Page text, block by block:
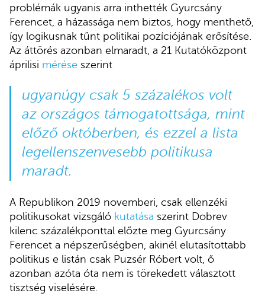
problémák ugyanis arra inthették Gyurcsány
Ferencet, a házassága nem biztos, hogy menthető,
így logikusnak tűnt politikai pozíciójának erősítése.
Az áttörés azonban elmaradt, a 21 Kutatóközpont
áprilisi mérése szerint
ugyanúgy csak 5 százalékos volt
az országos támogatottsága, mint
előző októberben, és ezzel a lista
legellenszenvesebb politikusa
maradt.
A Republikon 2019 novemberi, csak ellenzéki
politikusokat vizsgáló kutatása szerint Dobrev
kilenc százalékponttal előzte meg Gyurcsány
Ferencet a népszerűségben, akinél elutasítottabb
politikus e listán csak Puzsér Róbert volt, ő
azonban azóta óta nem is törekedett választott
tisztség viselésére.